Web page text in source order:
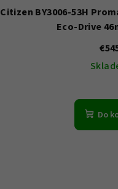
Citizen BY3006-53H
Eco-Drive
Do